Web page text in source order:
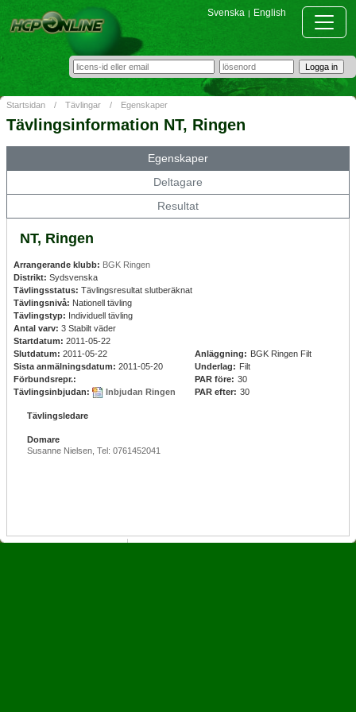
Svenska | English
Startsidan / Tävlingar / Egenskaper
Tävlingsinformation NT, Ringen
Egenskaper
Deltagare
Resultat
NT, Ringen
Arrangerande klubb: BGK Ringen
Distrikt: Sydsvenska
Tävlingsstatus: Tävlingsresultat slutberäknat
Tävlingsnivå: Nationell tävling
Tävlingstyp: Individuell tävling
Antal varv: 3 Stabilt väder
Startdatum: 2011-05-22
Slutdatum: 2011-05-22
Sista anmälningsdatum: 2011-05-20
Förbundsrepr.:
Tävlingsinbjudan:
Inbjudan Ringen
Anläggning: BGK Ringen Filt
Underlag: Filt
PAR före: 30
PAR efter: 30
Tävlingsledare
Domare
Susanne Nielsen, Tel: 0761452041